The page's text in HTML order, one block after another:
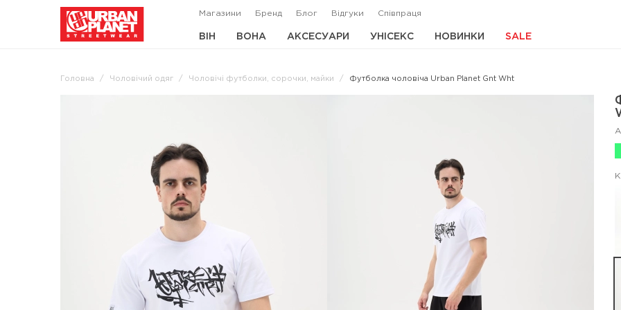
Магазини Бренд Блог Відгуки Співпраця
ВІН ВОНА АКСЕСУАРИ УНІСЕКС НОВИНКИ SALE
Головна Чоловічий одяг Чоловічі футболки, сорочки, майки Футболка чоловіча Urban Planet Gnt Wht